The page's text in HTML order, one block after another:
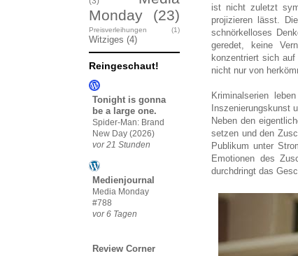
ist nicht zuletzt
projizieren lässt.
schnörkelloses
geredet, keine
konzentriert sich
nicht nur von
Kriminalserien
Inszenierungskunst
Neben den
setzen und den
Publikum unter
Emotionen des
durchdringt das
Monday
(23)
Preisverleihungen (1)
Witziges (4)
Reingeschaut!
Tonight is gonna
be a large one.
Spider-Man: Brand
New Day (2026)
vor 21 Stunden
Medienjournal
Media Monday
#788
vor 6 Tagen
Review Corner